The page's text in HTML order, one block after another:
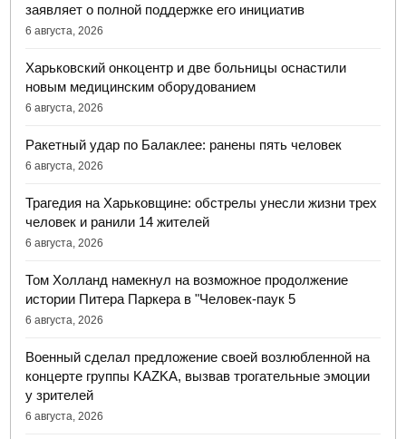
заявляет о полной поддержке его инициатив
6 августа, 2026
Харьковский онкоцентр и две больницы оснастили
новым медицинским оборудованием
6 августа, 2026
Ракетный удар по Балаклее: ранены пять человек
6 августа, 2026
Трагедия на Харьковщине: обстрелы унесли жизни трех
человек и ранили 14 жителей
6 августа, 2026
Том Холланд намекнул на возможное продолжение
истории Питера Паркера в "Человек-паук 5
6 августа, 2026
Военный сделал предложение своей возлюбленной на
концерте группы KAZKA, вызвав трогательные эмоции
у зрителей
6 августа, 2026